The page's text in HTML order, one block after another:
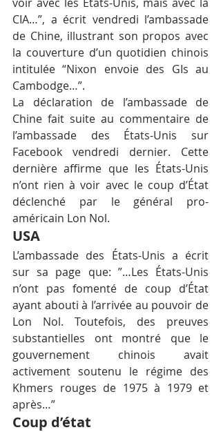
CIA…”, a écrit vendredi l’ambassade
de Chine, illustrant son propos avec
la couverture d’un quotidien chinois
intitulée “Nixon envoie des GIs au
Cambodge…”.
La déclaration de l’ambassade de
Chine fait suite au commentaire de
l’ambassade des États-Unis sur
Facebook vendredi dernier. Cette
dernière affirme que les États-Unis
n’ont rien à voir avec le coup d’État
déclenché par le général pro-
américain Lon Nol.
USA
L’ambassade des États-Unis a écrit
sur sa page que: ”…Les États-Unis
n’ont pas fomenté de coup d’État
ayant abouti à l’arrivée au pouvoir de
Lon Nol. Toutefois, des preuves
substantielles ont montré que le
gouvernement chinois avait
activement soutenu le régime des
Khmers rouges de 1975 à 1979 et
après…”
Coup d’état